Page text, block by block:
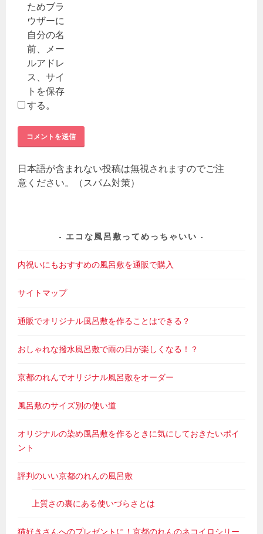
ためブラ
ウザーに
自分の名
前、メー
ルアドレ
ス、サイ
トを保存
する。
日本語が含まれない投稿は無視されますのでご注
意ください。（スパム対策）
エコな風呂敷ってめっちゃいい
内祝いにもおすすめの風呂敷を通販で購入
サイトマップ
通販でオリジナル風呂敷を作ることはできる？
おしゃれな撥水風呂敷で雨の日が楽しくなる！？
京都のれんでオリジナル風呂敷をオーダー
風呂敷のサイズ別の使い道
オリジナルの染め風呂敷を作るときに気にしておきたいポイ
ント
評判のいい京都のれんの風呂敷
上質さの裏にある使いづらさとは
猫好きさんへのプレゼントに！京都のれんのネコイロシリー